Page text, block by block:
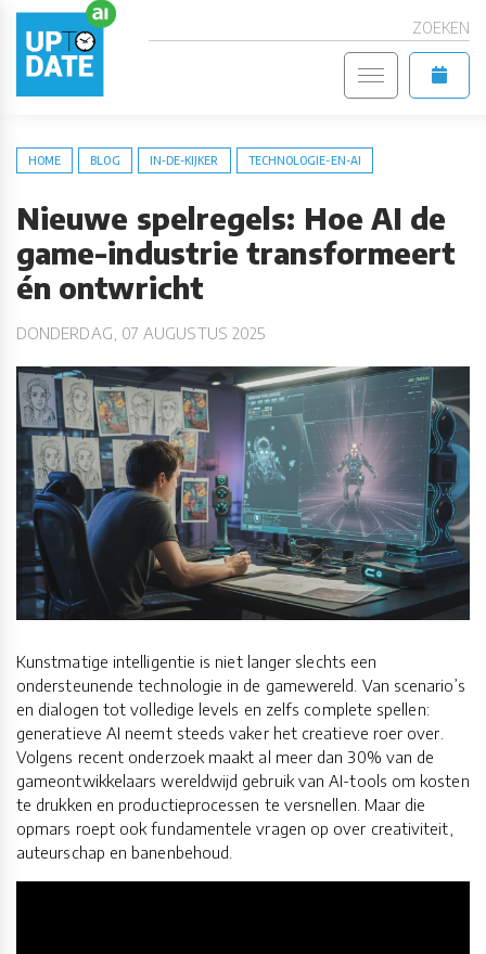
ZOEKEN
HOME BLOG IN-DE-KIJKER TECHNOLOGIE-EN-AI
Nieuwe spelregels: Hoe AI de
game-industrie transformeert
én ontwricht
DONDERDAG, 07 AUGUSTUS 2025
Kunstmatige intelligentie is niet langer slechts een
ondersteunende technologie in de gamewereld. Van scenario’s
en dialogen tot volledige levels en zelfs complete spellen:
generatieve AI neemt steeds vaker het creatieve roer over.
Volgens recent onderzoek maakt al meer dan 30% van de
gameontwikkelaars wereldwijd gebruik van AI-tools om kosten
te drukken en productieprocessen te versnellen. Maar die
opmars roept ook fundamentele vragen op over creativiteit,
auteurschap en banenbehoud.